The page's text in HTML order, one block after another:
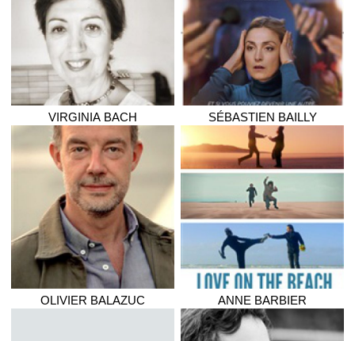
VIRGINIA BACH SÉBASTIEN BAILLY
OLIVIER BALAZUC ANNE BARBIER